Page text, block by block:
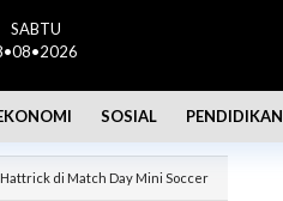
SABTU
SOSIAL PENDIDIKAN
Hattrick di Match Day Mini Soccer